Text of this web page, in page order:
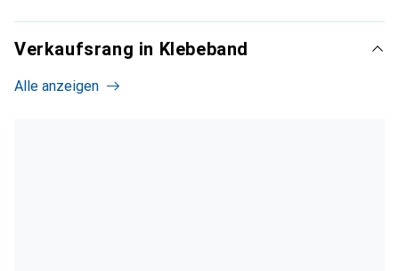
Verkaufsrang in Klebeband
Alle anzeigen